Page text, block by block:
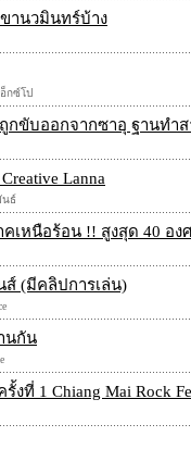
านวมินทร์บ้าง
กซ์โป
ขับออกจากซาอุ ฐานทำส
Lanna
นธ์
เหนือร้อน !! สูงสุด 40 อง
(มีคลิปการเล่น)
นกัน
ที่ 1 Chiang Mai Rock